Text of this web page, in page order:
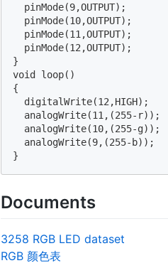
  pinMode(9,OUTPUT);
  pinMode(10,OUTPUT);
  pinMode(11,OUTPUT);
  pinMode(12,OUTPUT);
}
void loop()
{
digitalWrite(12,HIGH);
  analogWrite(11,(255-r));
  analogWrite(10,(255-g));
  analogWrite(9,(255-b));
Documents
3258 RGB LED dataset
RGB 颜色表